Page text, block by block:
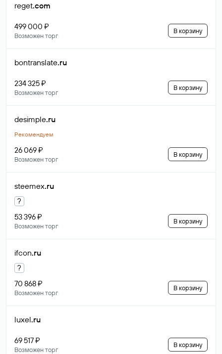
reget.com
499 000 ₽
Возможен торг
В корзину
bontranslate.ru
234 325 ₽
Возможен торг
В корзину
desimple.ru
Рекомендуем
26 069 ₽
Возможен торг
В корзину
steemex.ru
?
53 396 ₽
Возможен торг
В корзину
ifcon.ru
?
70 868 ₽
Возможен торг
В корзину
luxel.ru
69 517 ₽
Возможен торг
В корзину